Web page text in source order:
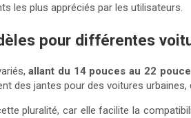
les plus appréciés par les utilisateurs.
pour différentes
allant du 14 pouces au 22
des jantes pour des voitures urbaines,
pluralité, car elle facilite la